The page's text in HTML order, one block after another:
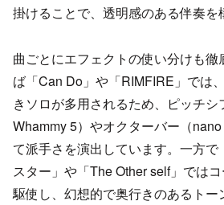
掛けることで、透明感のある伴奏を
曲ごとにエフェクトの使い分けも徹
ば「Can Do」や「RIMFIRE」では
きソロが多用されるため、ピッチシ
Whammy 5）やオクターバー（
て派手さを演出しています。一方
スター」や「The Other self」では
駆使し、幻想的で奥行きのあるトー